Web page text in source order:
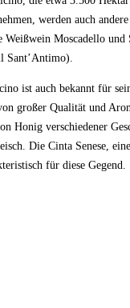
werden auch
Weißwein Moscadello und
Sant’Antimo).
ist auch bekannt für
großer Qualität und
Honig verschiedener
Die Cinta Senese,
für diese Gegend.